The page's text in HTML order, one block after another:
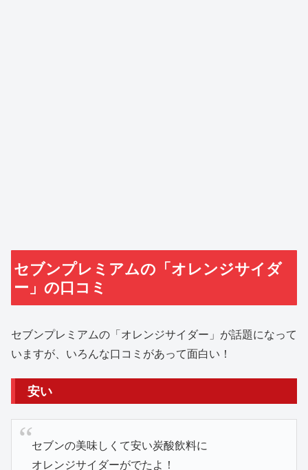
セブンプレミアムの「オレンジサイダ
ー」の口コミ
セブンプレミアムの「オレンジサイダー」が話題になって
いますが、いろんな口コミがあって面白い！
安い
セブンの美味しくて安い炭酸飲料に
オレンジサイダーがでたよ！